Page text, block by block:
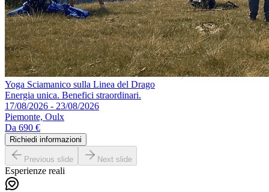
Yoga Sciamanico sulla Linea del Drago
Energia unica. Benefici straordinari.
17/08/2026 - 23/08/2026
Piemonte, Oulx
Da 690 €
Richiedi informazioni
Previous slide Next slide
Esperienze reali